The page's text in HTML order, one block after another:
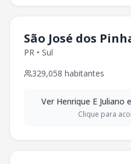
São José dos
PR • Sul
329,058 habitantes
Ver Henrique E Juliano
Clique para